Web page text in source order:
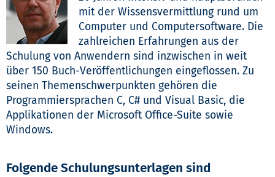
mit der Wissensvermittlung rund um
Computer und Computersoftware. Die
zahlreichen Erfahrungen aus der
Schulung von Anwendern sind inzwischen in weit
über 150 Buch-Veröffentlichungen eingeflossen. Zu
seinen Themenschwerpunkten gehören die
Programmiersprachen C, C# und Visual Basic, die
Applikationen der Microsoft Office-Suite sowie
Windows.
Folgende Schulungsunterlagen sind